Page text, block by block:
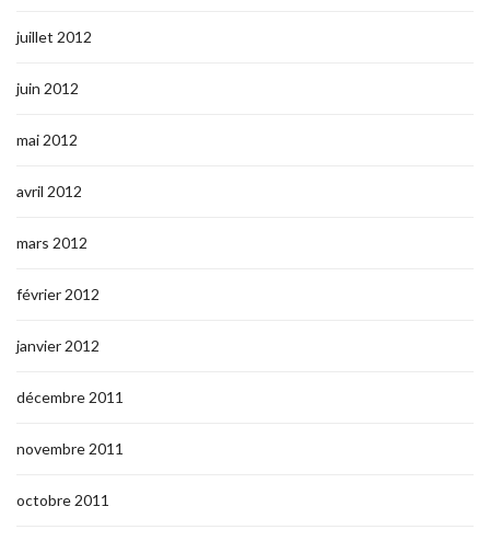
juillet 2012
juin 2012
mai 2012
avril 2012
mars 2012
février 2012
janvier 2012
décembre 2011
novembre 2011
octobre 2011